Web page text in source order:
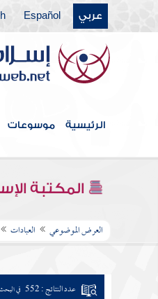
عربي Español
الرئيسية موسوعات
المكتبة
العرض الموضوعي العبادات
عدد النتائج : 552 في